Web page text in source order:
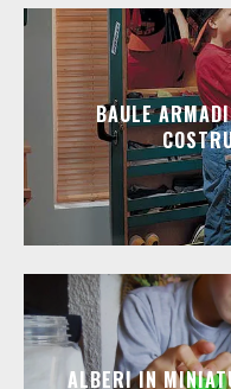
BAULE
ALBERI IN